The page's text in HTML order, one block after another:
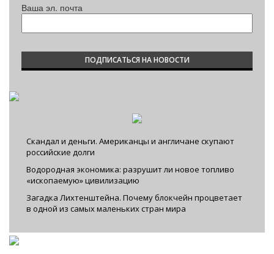
Ваша эл. почта
Скандал и деньги. Американцы и англичане скупают
российские долги
Водородная экономика: разрушит ли новое топливо
«ископаемую» цивилизацию
Загадка Лихтенштейна. Почему блокчейн процветает
в одной из самых маленьких стран мира